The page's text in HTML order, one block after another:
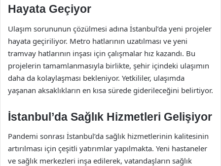
Hayata Geçiyor
Ulaşım sorununun çözülmesi adına İstanbul’da yeni projeler
hayata geçiriliyor. Metro hatlarının uzatılması ve yeni
tramvay hatlarının inşası için çalışmalar hız kazandı. Bu
projelerin tamamlanmasıyla birlikte, şehir içindeki ulaşımın
daha da kolaylaşması bekleniyor. Yetkililer, ulaşımda
yaşanan aksaklıkların en kısa sürede giderileceğini belirtiyor.
İstanbul’da Sağlık Hizmetleri Gelişiyor
Pandemi sonrası İstanbul’da sağlık hizmetlerinin kalitesinin
artırılması için çeşitli yatırımlar yapılmakta. Yeni hastaneler
ve sağlık merkezleri inşa edilerek, vatandaşların sağlık